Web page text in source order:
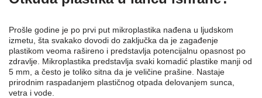
Prošle godine je po prvi put mikroplastika nađena u ljudskom
izmetu, šta svakako dovodi do zaključka da je zagađenje
plastikom veoma rašireno i predstavlja potencijalnu opasnost po
zdravlje. Mikroplastika predstavlja svaki komadić plastike manji od
5 mm, a često je toliko sitna da je veličine prašine. Nastaje
prirodnim raspadanjem plastičnog otpada delovanjem sunca,
vetra i vode.